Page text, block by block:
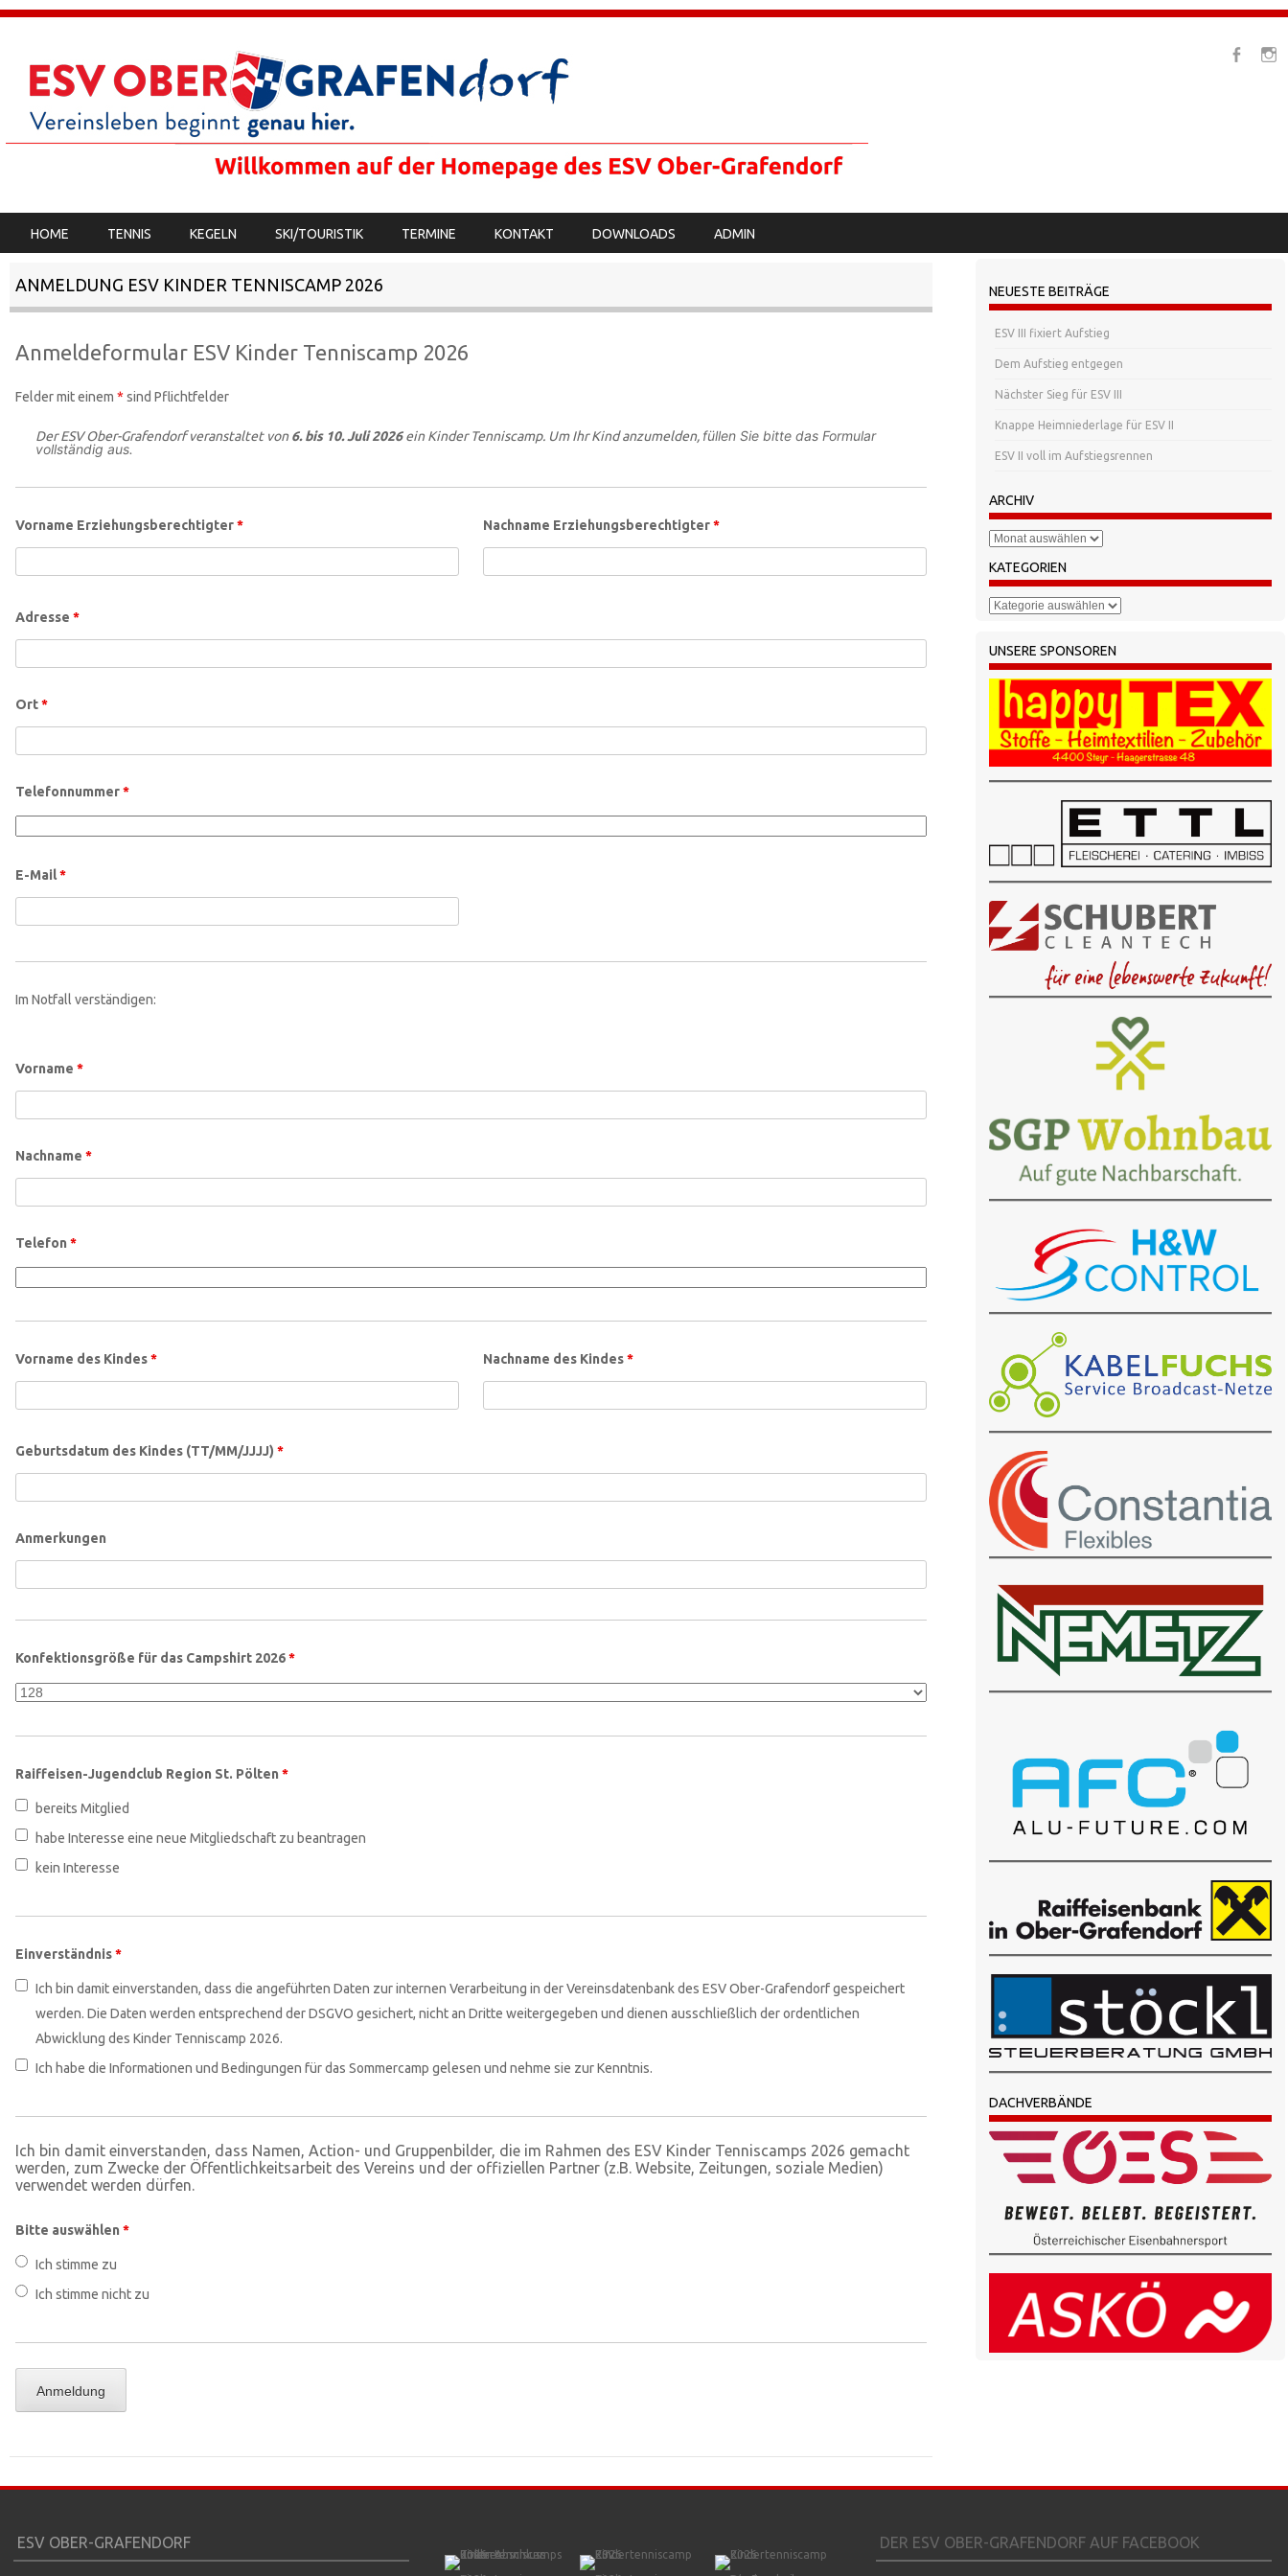
MENU
HOME TENNIS KEGELN SKI/TOURISTIK TERMINE KONTAKT DOWNLOADS ADMIN
ANMELDUNG ESV KINDER TENNISCAMP 2026
Anmeldeformular ESV Kinder Tenniscamp 2026
Felder mit einem * sind Pflichtfelder
Der ESV Ober-Grafendorf veranstaltet von6. bis 10. Juli 2026ein Kinder Tenniscamp. Um Ihr Kind anzumelden, füllen Sie bitte das Formular
vollständig aus.
Vorname Erziehungsberechtigter* Nachname Erziehungsberechtigter*
Adresse *
Ort*
Telefonnummer*
E-Mail*
Im Notfall verständigen:
Vorname *
Nachname *
Telefon *
Vorname des Kindes* Nachname des Kindes*
Geburtsdatum des Kindes (TT/MM/JJJJ) *
Anmerkungen
Konfektionsgröße für das Campshirt 2026*
Raiffeisen-Jugendclub Region St. Pölten *
bereits Mitglied
habe Interesse eine neue Mitgliedschaft zu beantragen
kein Interesse
Einverständnis*
Ich bin damit einverstanden, dass die angeführten Daten zur internen Verarbeitung in der Vereinsdatenbank des ESV Ober-Grafendorf gespeichert
werden. Die Daten werden entsprechend der DSGVO gesichert, nicht an Dritte weitergegeben und dienen ausschließlich der ordentlichen
Abwicklung des Kinder Tenniscamp 2026.
Ich habe die Informationen und Bedingungen für das Sommercamp gelesen und nehme sie zur Kenntnis.
Ich bin damit einverstanden, dass Namen, Action- und Gruppenbilder, die im Rahmen des ESV Kinder Tenniscamps 2026 gemacht
werden, zum Zwecke der Öffentlichkeitsarbeit des Vereins und der offiziellen Partner (z.B. Website, Zeitungen, soziale Medien)
verwendet werden dürfen.
Bitte auswählen *
Ich stimme zu
Ich stimme nicht zu
NEUESTE BEITRÄGE
ESV III fixiert Aufstieg
Dem Aufstieg entgegen
Nächster Sieg für ESV III
Knappe Heimniederlage für ESV II
ESV II voll im Aufstiegsrennen
ARCHIV
Archiv
KATEGORIEN
Kategorien
UNSERE SPONSOREN
DACHVERBÄNDE
ESV OBER-GRAFENDORF DER ESV OBER-GRAFENDORF AUF FACEBOOK